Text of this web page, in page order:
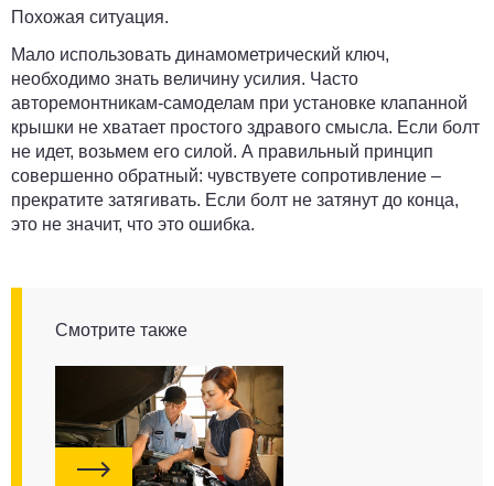
Похожая ситуация.
Мало использовать динамометрический ключ,
необходимо знать величину усилия. Часто
авторемонтникам-самоделам при установке клапанной
крышки не хватает простого здравого смысла. Если болт
не идет, возьмем его силой. А правильный принцип
совершенно обратный: чувствуете сопротивление –
прекратите затягивать. Если болт не затянут до конца,
это не значит, что это ошибка.
Смотрите также